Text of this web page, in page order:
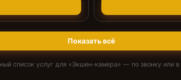
Показать всё
список услуг для «Экшен-камера» — по звонку или в